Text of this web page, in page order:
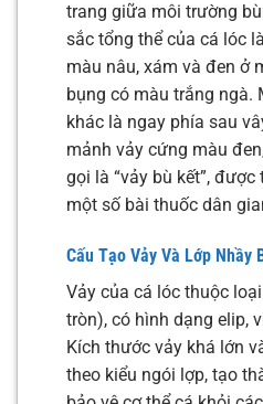
trang giữa môi trường
sắc tổng thể của cá lóc
màu nâu, xám và đen ở
bụng có màu trắng ngà.
khác là ngay phía sau
mảnh vảy cứng màu
gọi là “vảy bù kết”,
một số bài thuốc dân
Cấu Tạo Vảy Và Lớp Nhầy
Vảy của cá lóc thuộc loại
tròn), có hình dạng elip,
Kích thước vảy khá lớn
theo kiểu ngói lợp, tạo